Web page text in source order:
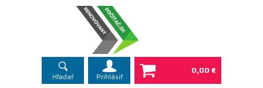
Hľadať Prihlásiť
0,00 €